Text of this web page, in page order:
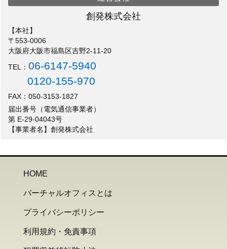
創発株式会社
【本社】
〒553-0006
大阪府大阪市福島区吉野2-11-20
TEL：06-6147-5940
0120-155-970
FAX：050-3153-1827
届出番号（電気通信事業者）
第 E-29-04043号
【事業者名】創発株式会社
HOME
バーチャルオフィスとは
プライバシーポリシー
利用規約・免責事項